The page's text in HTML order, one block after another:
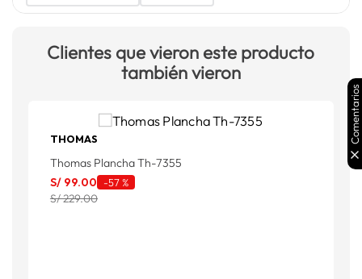
Clientes que vieron este producto
también vieron
THOMAS
Thomas Plancha Th-7355
S/ 99.00 -57 %
S/ 229.00
Comentarios